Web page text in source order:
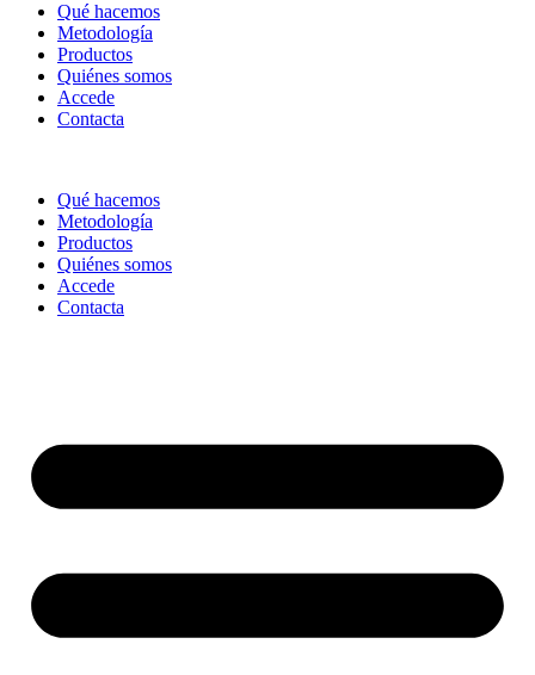
Qué hacemos
Metodología
Productos
Quiénes somos
Accede
Contacta
Qué hacemos
Metodología
Productos
Quiénes somos
Accede
Contacta